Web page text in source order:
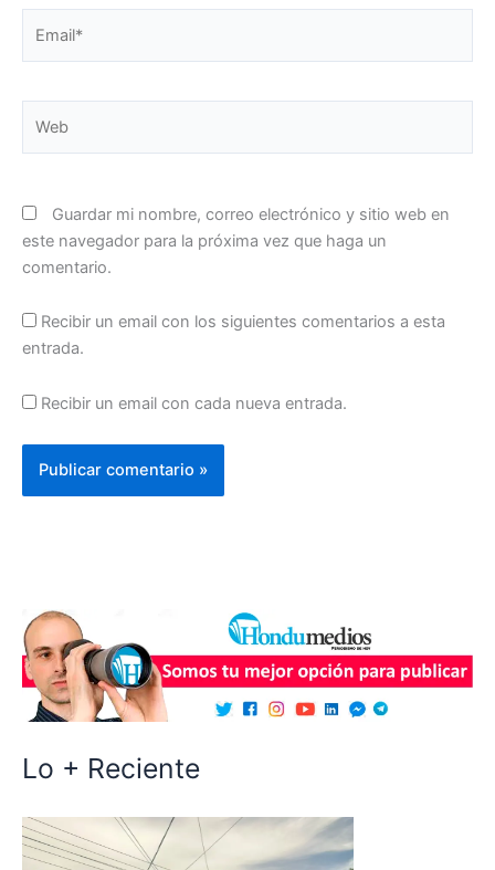
Guardar mi nombre, correo electrónico y sitio web en
este navegador para la próxima vez que haga un
comentario.
Recibir un email con los siguientes comentarios a esta
entrada.
Recibir un email con cada nueva entrada.
Lo + Reciente